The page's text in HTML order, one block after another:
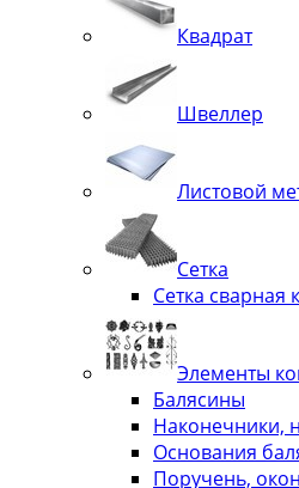
Квадрат
Швеллер
Листовой
Сетка
Сетка сварная
Элементы
Балясины
Наконечники,
Основания
Поручень,